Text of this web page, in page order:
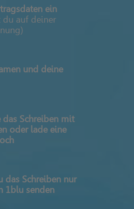
ein
du auf deiner
und deine
das Schreiben mit
oder lade eine
das Schreiben nur
1blu senden